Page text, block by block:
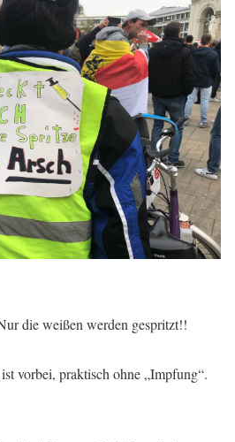
die weißen werden gespritzt!!
vorbei, praktisch ohne „Impfung“.